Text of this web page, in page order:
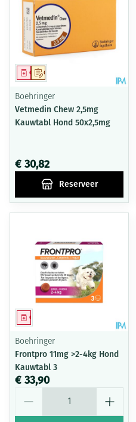
Op voorschrift
Geneesmiddel
Boehringer
Vetmedin Chew 2,5mg
Kauwtabl Hond 50x2,5mg
€ 30,82
Reserveer
Geneesmiddel
Boehringer
Frontpro 11mg >2-4kg Hond
Kauwtabl 3
€ 33,90